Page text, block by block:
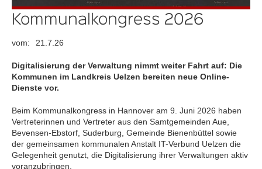
Kommunalkongress 2026
vom: 21.7.26
Digitalisierung der Verwaltung nimmt weiter Fahrt auf: Die
Kommunen im Landkreis Uelzen bereiten neue Online-
Dienste vor.
Beim Kommunalkongress in Hannover am 9. Juni 2026 haben
Vertreterinnen und Vertreter aus den Samtgemeinden Aue,
Bevensen-Ebstorf, Suderburg, Gemeinde Bienenbüttel sowie
der gemeinsamen kommunalen Anstalt IT-Verbund Uelzen die
Gelegenheit genutzt, die Digitalisierung ihrer Verwaltungen aktiv
voranzubringen.